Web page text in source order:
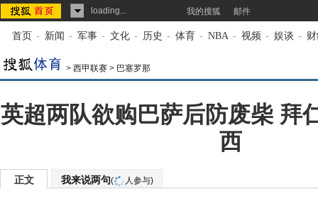
loading... 我的搜狐 邮件
首页 - 新闻 - 军事 - 文化 - 历史 - 体育 - NBA - 视频 - 娱谈 -
> 西甲联赛 > 巴塞罗那
英超两队欲购巴萨后防废柴 拜
西
正文 我来说两句( 人参与)